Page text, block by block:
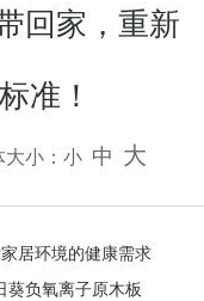
回家，重新
准！
小： 小 中 大
居环境的健康需求
葵负氧离子原木板